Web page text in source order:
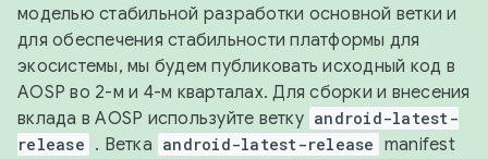
моделью стабильной разработки основной ветки и
для обеспечения стабильности платформы для
экосистемы, мы будем публиковать исходный код в
AOSP во 2-м и 4-м кварталах. Для сборки и внесения
вклада в AOSP используйте ветку android-latest-
release . Ветка android-latest-release manifest